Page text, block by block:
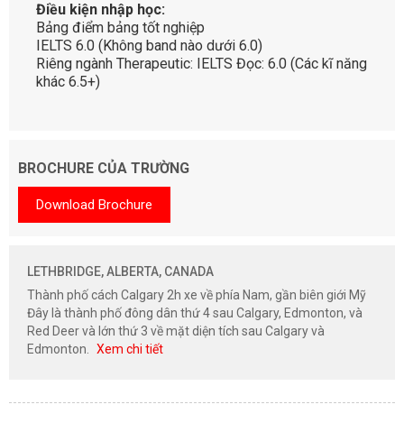
Điều kiện nhập học:
Bảng điểm bảng tốt nghiệp
IELTS 6.0 (Không band nào dưới 6.0)
Riêng ngành Therapeutic: IELTS Đọc: 6.0 (Các kĩ năng
khác 6.5+)
BROCHURE CỦA TRƯỜNG
Download Brochure
LETHBRIDGE, ALBERTA, CANADA
Thành phố cách Calgary 2h xe về phía Nam, gần biên giới Mỹ
Đây là thành phố đông dân thứ 4 sau Calgary, Edmonton, và
Red Deer và lớn thứ 3 về mặt diện tích sau Calgary và
Edmonton.
Xem chi tiết